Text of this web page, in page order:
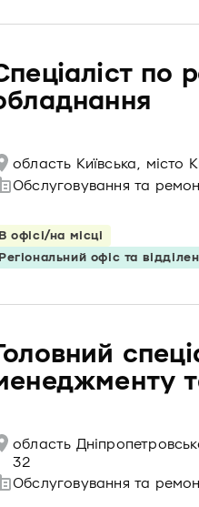
по
область Київська, місто
Обслуговування та
В офісі/на місці
Регіональний офіс та
область
32
Обслуговування та